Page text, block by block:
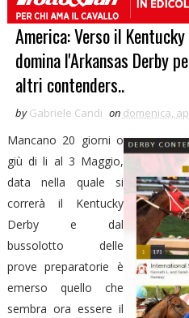
America: Verso il
domina l'Arkansas Derby
altri contenders..
by Gabriele Candi on domenica,
Mancano 20 giorni o
giù di li al 3 Maggio,
data nella quale si
correrà il Kentucky
Derby e dal
bussolotto delle
prove preparatorie è
emerso quello che
sembra ora essere il